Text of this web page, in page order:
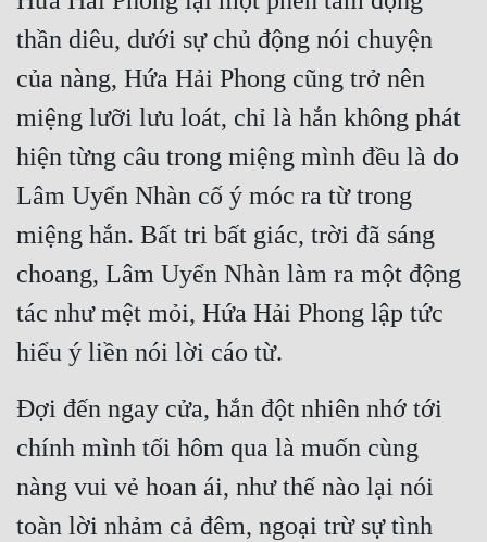
thần diêu, dưới sự chủ động nói chuyện
của nàng, Hứa Hải Phong cũng trở nên
miệng lưỡi lưu loát, chỉ là hắn không phát
hiện từng câu trong miệng mình đều là do
Lâm Uyển Nhàn cố ý móc ra từ trong
miệng hắn. Bất tri bất giác, trời đã sáng
choang, Lâm Uyển Nhàn làm ra một động
tác như mệt mỏi, Hứa Hải Phong lập tức
hiểu ý liền nói lời cáo từ.
Đợi đến ngay cửa, hắn đột nhiên nhớ tới
chính mình tối hôm qua là muốn cùng
nàng vui vẻ hoan ái, như thế nào lại nói
toàn lời nhảm cả đêm, ngoại trừ sự tình